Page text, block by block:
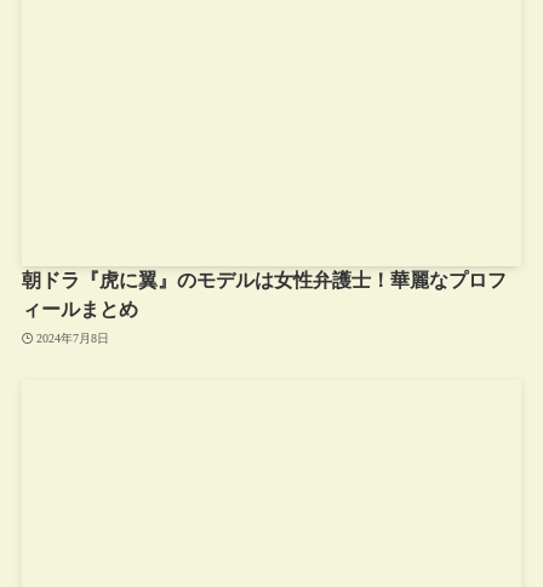
朝ドラ『虎に翼』のモデルは女性弁護士！華麗なプロフ
ィールまとめ
2024年7月8日